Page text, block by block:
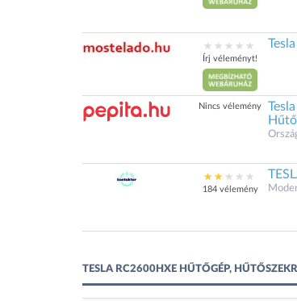
Írj véleményt!
Nincs vélemény
184 vélemény
TESLA RC2600HXE HŰTŐGÉP,